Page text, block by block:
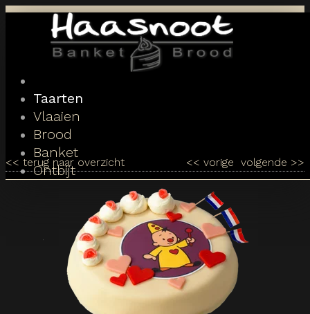
Toggle
navigation
Taarten
Vlaaien
Brood
Banket
Ontbijt
<< terug naar overzicht volgende >>
<< vorige